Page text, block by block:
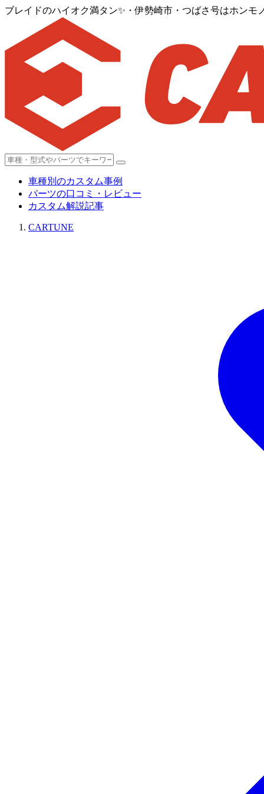
ブレイドのハイオク満タン✨・伊勢崎市・つばさ号はホンモ
車種別のカスタム事例
パーツの口コミ・レビュー
カスタム解説記事
CARTUNE